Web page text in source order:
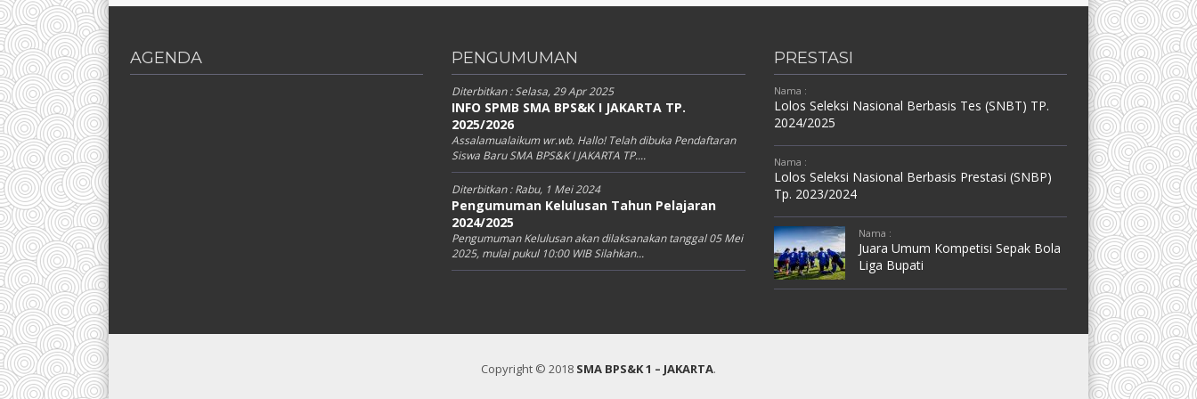
AGENDA PENGUMUMAN
Diterbitkan :Selasa, 29 Apr 2025
INFO SPMB SMA BPS&K I JAKARTA TP.
2025/2026
Assalamualaikum wr.wb. Hallo! Telah dibuka Pendaftaran
Siswa Baru SMA BPS&K I JAKARTA TP....
Diterbitkan :Rabu, 1 Mei 2024
Pengumuman Kelulusan Tahun Pelajaran
2024/2025
Pengumuman Kelulusan akan dilaksanakan tanggal 05 Mei
2025, mulai pukul 10:00 WIB Silahkan...
PRESTASI
Nama :
Lolos Seleksi Nasional Berbasis Tes (SNBT) TP.
2024/2025
Nama :
Lolos Seleksi Nasional Berbasis Prestasi (SNBP)
Tp. 2023/2024
Nama :
Juara Umum Kompetisi Sepak Bola
Liga Bupati
Copyright © 2018 SMA BPS&K 1 – JAKARTA.